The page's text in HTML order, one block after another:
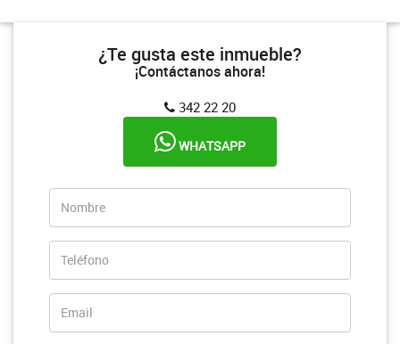
¿Te gusta este inmueble?
¡Contáctanos ahora!
342 22 20
WHATSAPP